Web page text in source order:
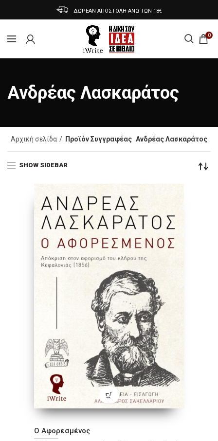
ΔΩΡΕΑΝ ΑΠΟΣΤΟΛΗ ΑΝΩ ΤΩΝ 18€
0
Ανδρέας Λασκαράτος
Αρχική σελίδα Προϊόν Συγγραφέας Ανδρέας Λασκαράτος
SHOW SIDEBAR
Ο Αφορεσμένος